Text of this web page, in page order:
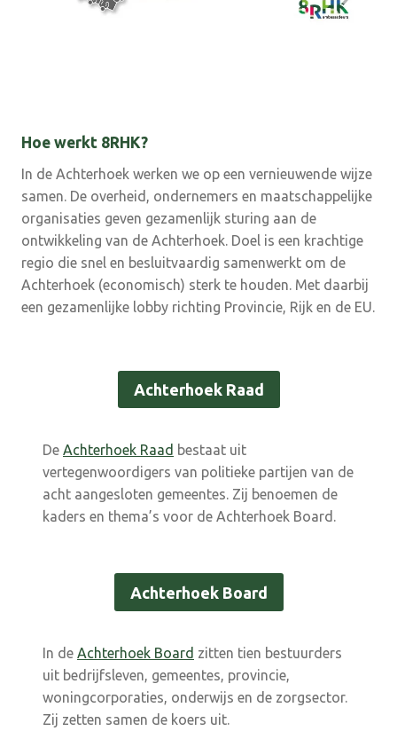
Hoe werkt 8RHK?
In de Achterhoek werken we op een vernieuwende wijze
samen. De overheid, ondernemers en maatschappelijke
organisaties geven gezamenlijk sturing aan de
ontwikkeling van de Achterhoek. Doel is een krachtige
regio die snel en besluitvaardig samenwerkt om de
Achterhoek (economisch) sterk te houden. Met daarbij
een gezamenlijke lobby richting Provincie, Rijk en de EU.
Achterhoek Raad
De Achterhoek Raad bestaat uit
vertegenwoordigers van politieke partijen van de
acht aangesloten gemeentes. Zij benoemen de
kaders en thema’s voor de Achterhoek Board.
Achterhoek Board
In de Achterhoek Board zitten tien bestuurders
uit bedrijfsleven, gemeentes, provincie,
woningcorporaties, onderwijs en de zorgsector.
Zij zetten samen de koers uit.